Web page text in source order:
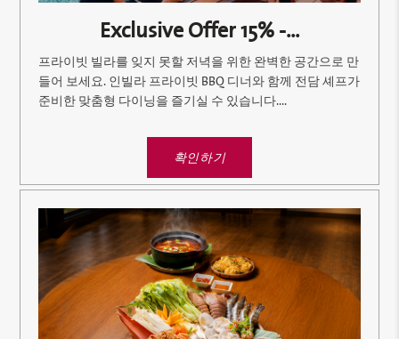
Exclusive Offer 15% -...
프라이빗 빌라를 잊지 못할 저녁을 위한 완벽한 공간으로 만
들어 보세요. 인빌라 프라이빗 BBQ 디너와 함께 전담 셰프가
준비한 맞춤형 다이닝을 즐기실 수 있습니다....
확인하기